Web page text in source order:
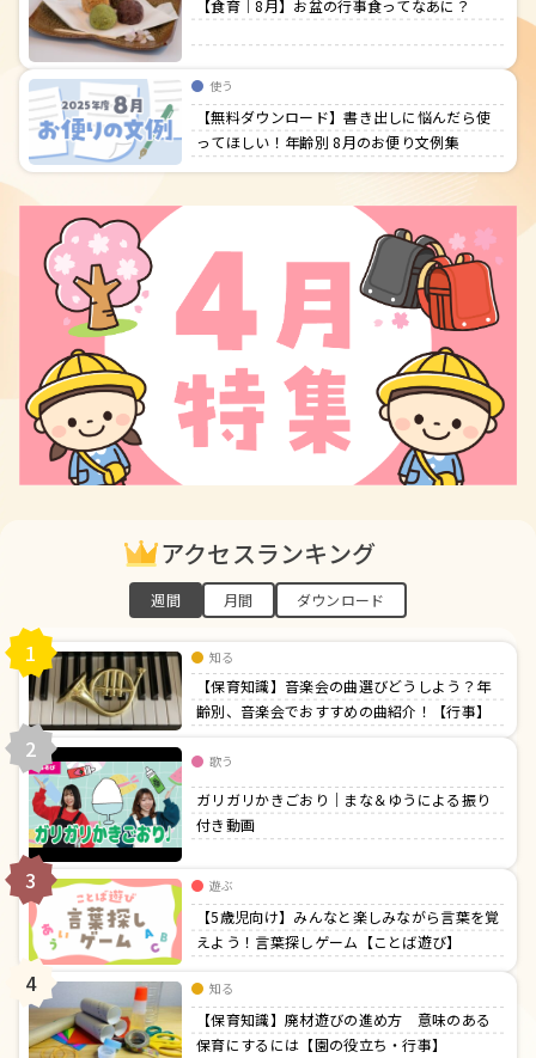
【食育｜8月】お盆の行事食ってなあに？
使う
【無料ダウンロード】書き出しに悩んだら使
ってほしい！年齢別 8月のお便り文例集
アクセスランキング
週間 月間 ダウンロード
1 知る
【保育知識】音楽会の曲選びどうしよう？年
齢別、音楽会でおすすめの曲紹介！【行事】
2 歌う
ガリガリかきごおり｜まな＆ゆうによる振り
付き動画
3 遊ぶ
【5歳児向け】みんなと楽しみながら言葉を覚
えよう！言葉探しゲーム【ことば遊び】
4 知る
【保育知識】廃材遊びの進め方 意味のある
保育にするには【園の役立ち・行事】